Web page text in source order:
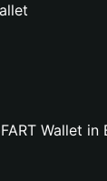
Wallet in